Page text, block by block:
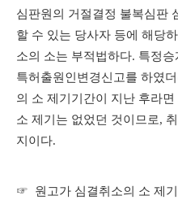
심판원의 거절결정 불복심판
할 수 있는 당사자 등에 해당
소의 소는 부적법하다. 특정
특허출원인변경신고를 하였
의 소 제기기간이 지난 후라
소 제기는 없었던 것이므로,
지이다.
☞ 원고가 심결취소의 소 제